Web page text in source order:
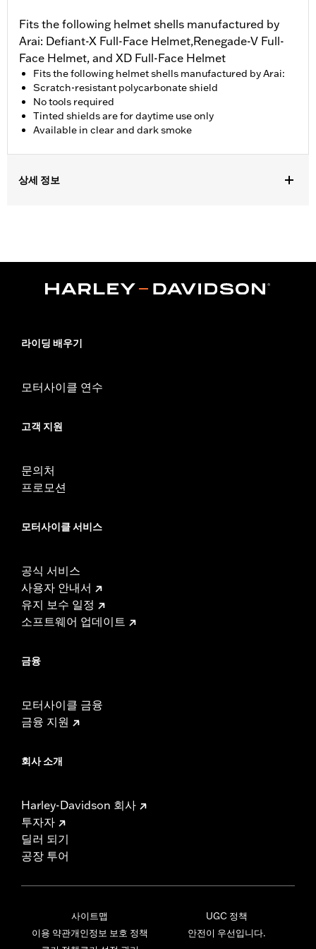
Fits the following helmet shells manufactured by
Arai: Defiant-X Full-Face Helmet,Renegade-V Full-
Face Helmet, and XD Full-Face Helmet
Fits the following helmet shells manufactured by Arai:
Scratch-resistant polycarbonate shield
No tools required
Tinted shields are for daytime use only
Available in clear and dark smoke
상세 정보
d.com/warrantyfor full details
라이딩 배우기
모터사이클 연수
고객 지원
문의처
프로모션
모터사이클 서비스
공식 서비스
사용자 안내서
유지 보수 일정
소프트웨어 업데이트
금융
모터사이클 금융
금융 지원
회사 소개
Harley-Davidson 회사
투자자
딜러 되기
공장 투어
사이트맵
이용 약관개인정보 보호 정책
UGC 정책
안전이 우선입니다.